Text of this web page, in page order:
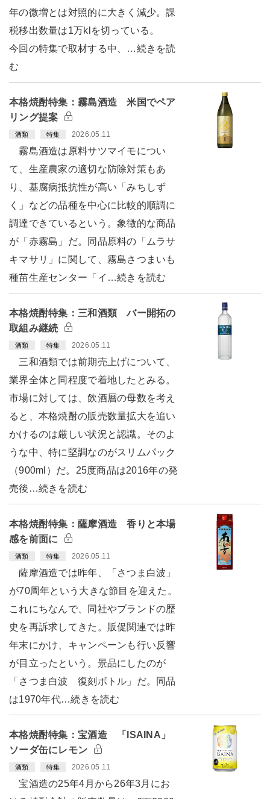
年の微増とは対照的に大きく減少。課
税移出数量は1万klを切っている。
今回の特集で取材する中、…続きを読
む
本格焼酎特集：霧島酒造 米国でペア
リング提案
酒類 特集 2026.05.11
霧島酒造は原料サツマイモについ
て、生産農家の適切な防除対策もあ
り、基腐病抵抗性が高い「みちしず
く」などの品種を中心に比較的順調に
調達できているという。象徴的な商品
が「赤霧島」だ。同品原料の「ムラサ
キマサリ」に関して、霧島さつまいも
種苗生産センター「イ…続きを読む
本格焼酎特集：三和酒類 バー開拓の
取組み継続
酒類 特集 2026.05.11
三和酒類では前期売上げについて、
業界全体と同程度で着地したとみる。
市場に対しては、飲酒層の母数を考え
ると、本格焼酎の販売数量拡大を追い
かけるのは厳しい状況と認識。そのよ
うな中、特に堅調なのがスリムパック
（900ml）だ。25度商品は2016年の発
売後…続きを読む
本格焼酎特集：薩摩酒造 香りと本場
感を前面に
酒類 特集 2026.05.11
薩摩酒造では昨年、「さつま白波」
が70周年という大きな節目を迎えた。
これにちなんで、同社やブランドの歴
史を再訴求してきた。販促関連では昨
年末にかけ、キャンペーンも行い反響
が目立ったという。景品にしたのが
「さつま白波 復刻ボトル」だ。同品
は1970年代…続きを読む
本格焼酎特集：宝酒造 「ISAINA」
ソーダ缶にレモン
酒類 特集 2026.05.11
宝酒造の25年4月から26年3月にお